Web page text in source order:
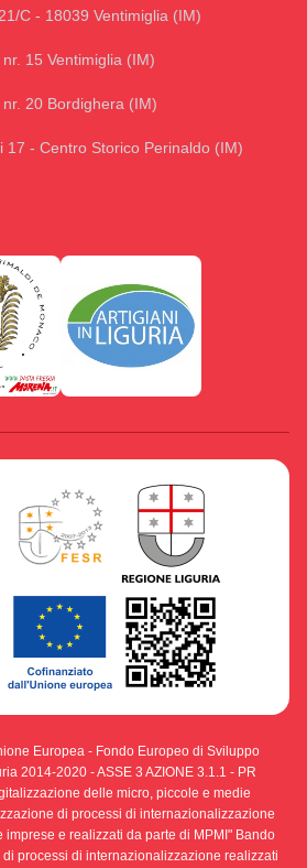
C - 18039 Ventimiglia (IM)
15 Ventimiglia (IM)
20 Bordighera (IM)
17 - Centro Storico Perinaldo (IM)
Europea - Fondo Europeo di Sviluppo
2014-2020 - ASSE 3 AZIONE 3.1.1 - PR
delle micro, piccole e medie
di processi di internazionalizzazione
imprese e realizzati da parte di MPMI" Bando
processi di internazionalizzazione realizzati